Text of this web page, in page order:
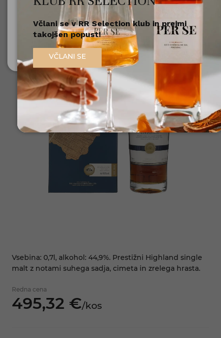
Vsebina: 0,7l, alkohol: 44,9%. Prestižni Highland single
malt z notami suhega sadja, cimeta in zrelega hrasta.
Redna cena
495,32 €/kos
Nisem polnoleten
Sem polnoleten (18+)
Včlani se v RR Selection klub in prejmi
takojšen popust!
VČLANI SE